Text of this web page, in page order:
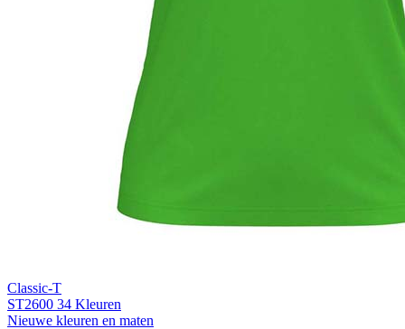
Classic-T
ST2600 34 Kleuren
Nieuwe kleuren en maten